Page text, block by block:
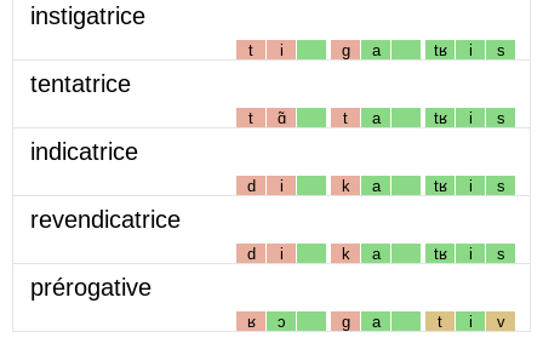
instigatrice
t i g a tʁ i s
tentatrice
t ɑ̃ t a tʁ i s
indicatrice
d i k a tʁ i s
revendicatrice
d i k a tʁ i s
prérogative
ʁ ɔ g a t i v